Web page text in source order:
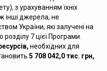
з урахуванням їхніх
інші джерела, не
України, які залучені на
7 цієї Програми.
необхідних для
5 708 042,0 тис. грн,